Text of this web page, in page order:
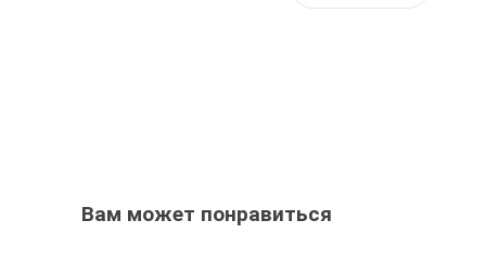
Вам может понравиться